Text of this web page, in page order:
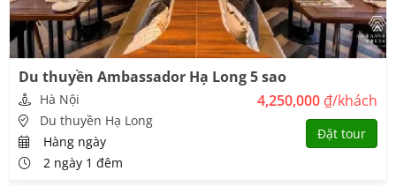
Du thuyền Ambassador Hạ Long 5 sao
Hà Nội
Du thuyền Hạ Long
Hàng ngày
2 ngày 1 đêm
4,250,000 ₫/khách
Đặt tour